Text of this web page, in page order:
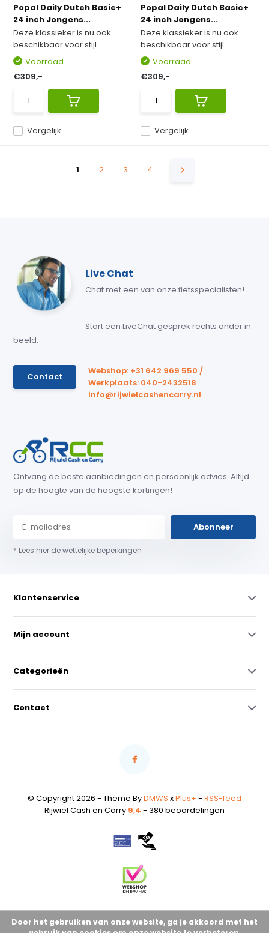
Popal Daily Dutch Basic+
24 inch Jongens...
Deze klassieker is nu ook
beschikbaar voor stijl...
Vergelijk
Voorraad
€309,-
Popal Daily Dutch Basic+
24 inch Jongens...
Deze klassieker is nu ook
beschikbaar voor stijl...
Vergelijk
Voorraad
€309,-
1 2 3 4
Live Chat
Chat met een van onze fietsspecialisten!
Start een LiveChat gesprek rechts onder in
beeld.
Contact
Webshop: +31 642 969 550 /
Werkplaats: 040-2432518
info@rijwielcashencarry.nl
Ontvang de beste aanbiedingen en persoonlijk advies. Altijd
op de hoogte van de hoogste kortingen!
Abonneer
* Lees hier de wettelijke beperkingen
Klantenservice
Mijn account
Categorieën
Contact
© Copyright 2026 - Theme ByDMWS xPlus+ - RSS-feed
Rijwiel Cash en Carry 9,4 - 380 beoordelingen
Door het gebruiken van onze website, ga je akkoord met het